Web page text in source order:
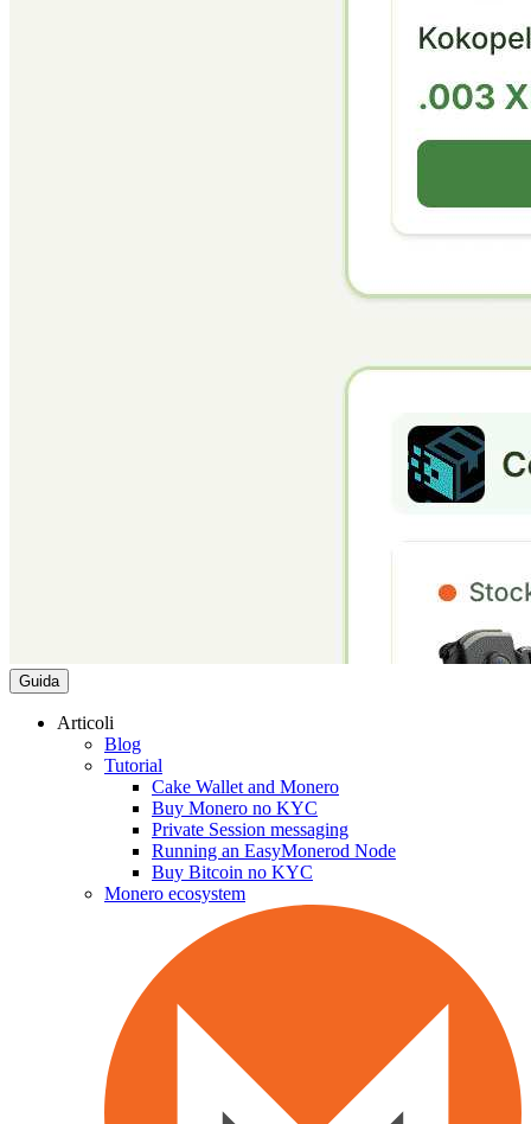
Guida
Articoli
Blog
Tutorial
Cake Wallet and Monero
Buy Monero no KYC
Private Session messaging
Running an EasyMonerod Node
Buy Bitcoin no KYC
Monero ecosystem